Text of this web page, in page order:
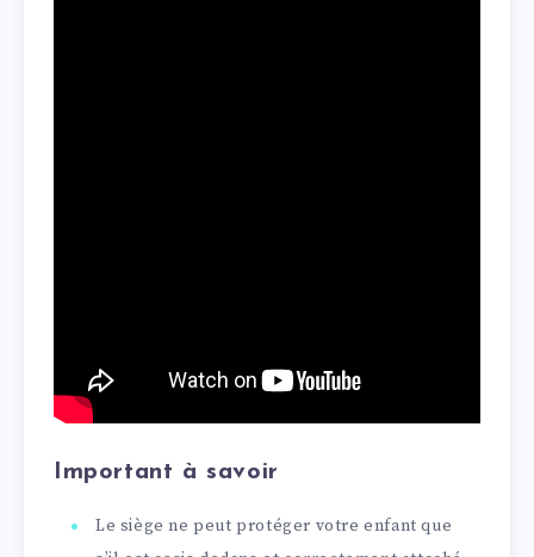
Important à savoir
Le siège ne peut protéger votre enfant que